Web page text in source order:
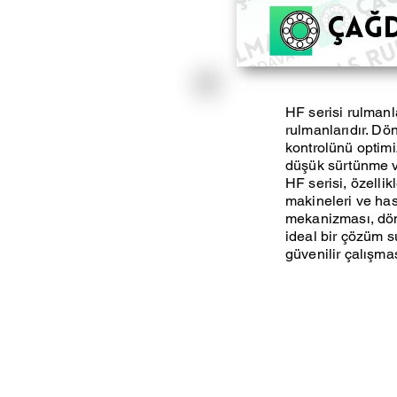
HF serisi
rulmanlarıdır.
kontrolünü
düşük sürtünme
HF serisi,
makineleri ve
mekanizması,
ideal bir çözüm
güvenilir